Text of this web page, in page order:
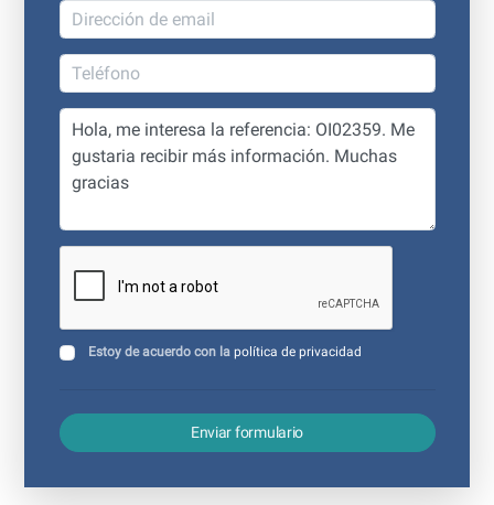
Estoy de acuerdo con la política de privacidad
Enviar formulario